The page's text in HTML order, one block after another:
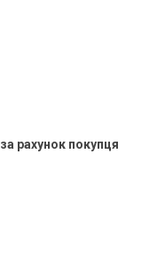
за рахунок покупця